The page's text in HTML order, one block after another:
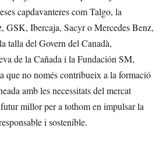
capdavanteres com Talgo, la
GSK, Ibercaja, Sacyr o Mercedes Benz,
talla del Govern del Canadà,
de la Cañada i la Fundación SM,
que no només contribueix a la formació
amb les necessitats del mercat
millor per a tothom en impulsar la
i sostenible.